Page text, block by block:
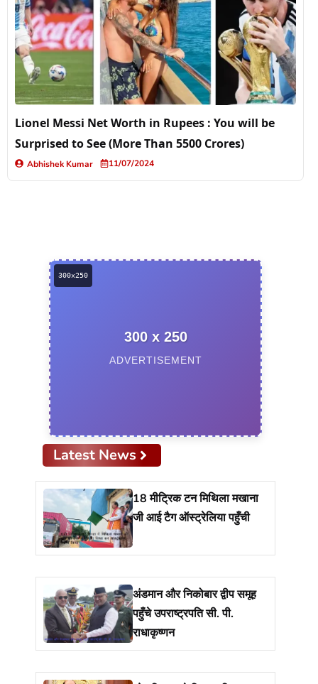
Lionel Messi Net Worth in Rupees : You will be
Surprised to See (More Than 5500 Crores)
Abhishek Kumar 11/07/2024
300 x 250
ADVERTISEMENT
Latest News
18 मीट्रिक टन मिथिला मखाना
जी आई टैग ऑस्ट्रेलिया पहुँची
अंडमान और निकोबार द्वीप समूह
पहुँचे उपराष्ट्रपति सी. पी.
राधाकृष्णन